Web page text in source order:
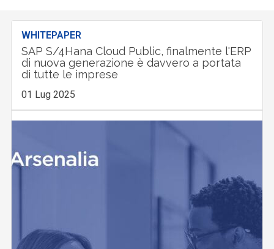
WHITEPAPER
SAP S/4Hana Cloud Public, finalmente l'ERP
di nuova generazione è davvero a portata
di tutte le imprese
01 Lug 2025